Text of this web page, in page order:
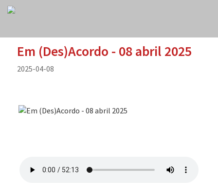
Em (Des)Acordo - 08 abril 2025
2025-04-08